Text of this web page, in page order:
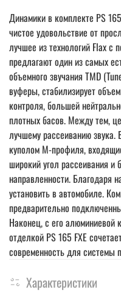
Динамики в комплекте PS
чистое удовольствие от
лучшее из технологий Flax с
предлагают один из самых
объемного звучания TMD
вуферы, стабилизирует
контроля, большей
плотных басов. Между тем,
лучшему рассеиванию
куполом M-профиля,
широкий угол рассеивания и
направленности. Благодаря
установить в автомобиле.
предварительно
Наконец, с его алюминиевой
отделкой PS 165 FXE
современность для системы
Характеристики